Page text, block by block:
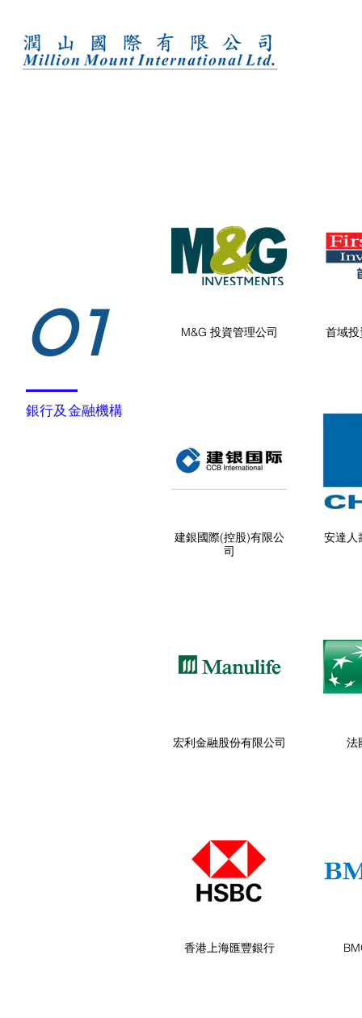
01
銀行及金融機構
M&G 投資管理公司 首域
建銀國際(控股)有限公
司
安達人
宏利金融股份有限公司 法
香港上海匯豐銀行